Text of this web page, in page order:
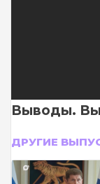
Выводы.
ДРУГИЕ